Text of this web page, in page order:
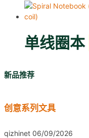
单线圈本
新品推荐
创意系列文具
qizhinet 06/09/2026